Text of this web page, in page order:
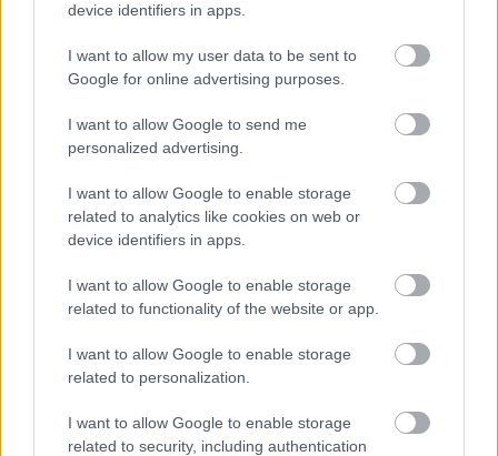
device identifiers in apps.
I want to allow my user data to be sent to
Google for online advertising purposes.
I want to allow Google to send me
personalized advertising.
I want to allow Google to enable storage
related to analytics like cookies on web or
device identifiers in apps.
I want to allow Google to enable storage
related to functionality of the website or app.
I want to allow Google to enable storage
related to personalization.
I want to allow Google to enable storage
related to security, including authentication
Κυβέρνησης.
Αναγνώριση προϋπηρεσίας και ερευνητικού
ΑΕΙ και ερευνητικούς φορείς, ανεξαρτήτως
συμβατικής σχέσης.
ΕΔΩολόκληρο το σχέδιο νόμου.
μόνο 2 ημέρες στα χέρια σας